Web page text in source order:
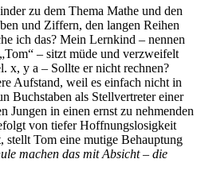
zu dem Thema Mathe und den
und Ziffern, den langen Reihen
ich das? Mein Lernkind – nennen
– sitzt müde und verzweifelt
x, y a – Sollte er nicht rechnen?
Aufstand, weil es einfach nicht in
Buchstaben als Stellvertreter einer
Jungen in einen ernst zu nehmenden
von tiefer Hoffnungslosigkeit
Tom eine mutige Behauptung
machen das mit Absicht – die